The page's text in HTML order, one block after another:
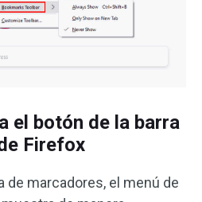
el botón de la barra
Firefox
de marcadores, el menú de